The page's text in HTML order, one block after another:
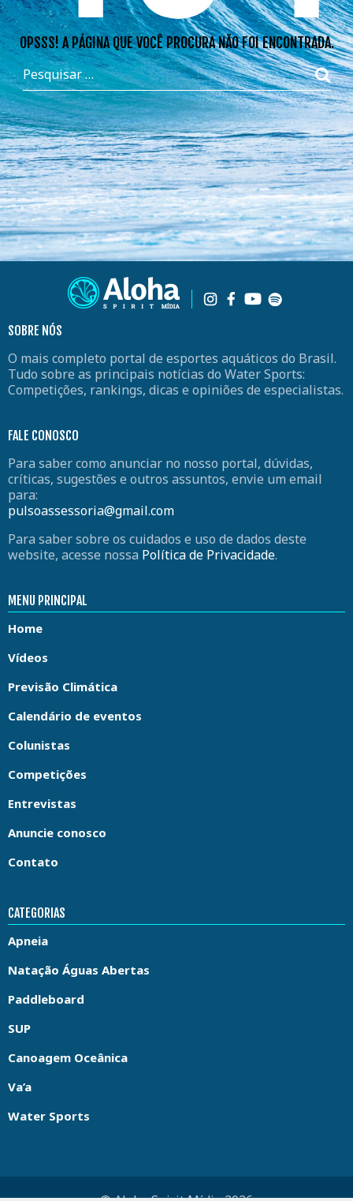
OPSSS! A PÁGINA QUE VOCÊ PROCURA NÃO FOI ENCONTRADA.
SOBRE NÓS
O mais completo portal de esportes aquáticos do Brasil.
Tudo sobre as principais notícias do Water Sports:
Competições, rankings, dicas e opiniões de especialistas.
FALE CONOSCO
Para saber como anunciar no nosso portal, dúvidas,
críticas, sugestões e outros assuntos, envie um email
para:
pulsoassessoria@gmail.com
Para saber sobre os cuidados e uso de dados deste
website, acesse nossa Política de Privacidade.
MENU PRINCIPAL
Home
Vídeos
Previsão Climática
Calendário de eventos
Colunistas
Competições
Entrevistas
Anuncie conosco
Contato
CATEGORIAS
Apneia
Natação Águas Abertas
Paddleboard
SUP
Canoagem Oceânica
Va’a
Water Sports